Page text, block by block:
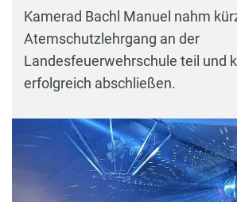
Kamerad Bachl Manuel nahm
Atemschutzlehrgang an der
Landesfeuerwehrschule teil und
erfolgreich abschließen.